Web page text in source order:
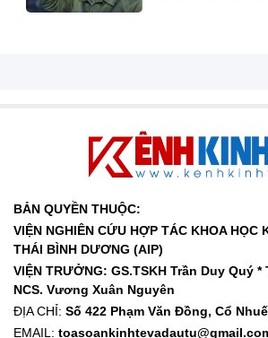
BẢN QUYỀN THUỘC:
VIỆN NGHIÊN CỨU HỢP TÁC KHOA HỌC
THÁI BÌNH DƯƠNG (AIP)
VIỆN TRƯỞNG: GS.TSKH Trần Duy Quý *
NCS. Vương Xuân Nguyên
ĐỊA CHỈ: Số 422 Phạm Văn Đồng, Cổ
EMAIL: